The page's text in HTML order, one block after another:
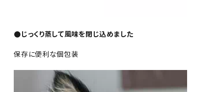
●じっくり蒸して風味を閉じ込めました
保存に便利な個包装